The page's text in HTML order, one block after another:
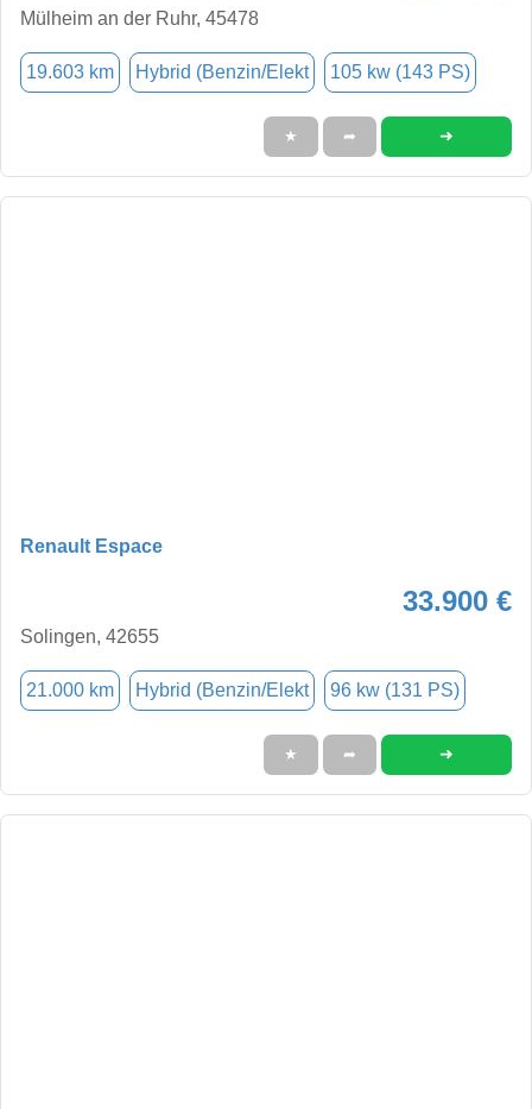
Mülheim an der Ruhr, 45478
19.603 km Hybrid (Benzin/Elekt 105 kw (143 PS)
★ ➦ ➜
Renault Espace
33.900 €
Solingen, 42655
21.000 km Hybrid (Benzin/Elekt 96 kw (131 PS)
★ ➦ ➜